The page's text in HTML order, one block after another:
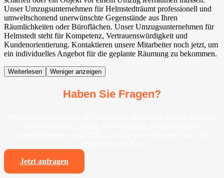
Unser Umzugsunternehmen für Helmstedträumt professionell und
umweltschonend unerwünschte Gegenstände aus Ihren
Räumlichkeiten oder Büroflächen. Unser Umzugsunternehmen für
Helmstedt steht für Kompetenz, Vertrauenswürdigkeit und
Kundenorientierung. Kontaktieren unsere Mitarbeiter noch jetzt, um
ein individuelles Angebot für die geplante Räumung zu bekommen.
Weiterlesen Weniger anzeigen
Haben Sie Fragen?
Jetzt anfragen